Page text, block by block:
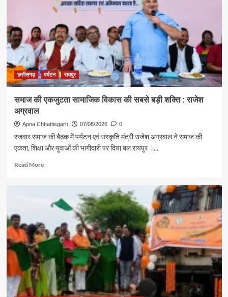
राजेश
अग्रवाल
दिया
स्वदेशी
अपनाने
का
संदेश
छत्तीसगढ़ पर्यटन रायपुर
समाज की एकजुटता सामाजिक विकास की सबसे बड़ी शक्ति : राजेश
अग्रवाल
Apna Chhattisgarh 07/08/2026 0
रजवार समाज की बैठक में पर्यटन एवं संस्कृति मंत्री राजेश अग्रवाल ने समाज की
एकता, शिक्षा और युवाओं की भागीदारी पर दिया बल रायपुर ।...
Read MoreRead
एकजुटता
सामाजिक
विकास
की
बड़ी
शक्ति
राजेश